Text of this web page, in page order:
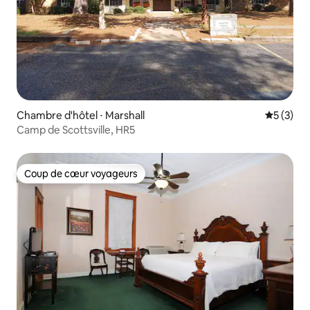
Chambre d'hôtel ⋅ Marshall
5 (3)
Camp de Scottsville, HR5
Coup de cœur voyageurs
Coup de cœur voyageurs